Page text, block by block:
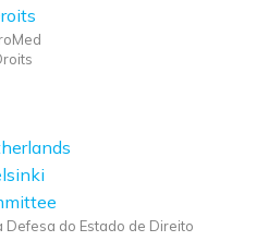
do Estado de Direito